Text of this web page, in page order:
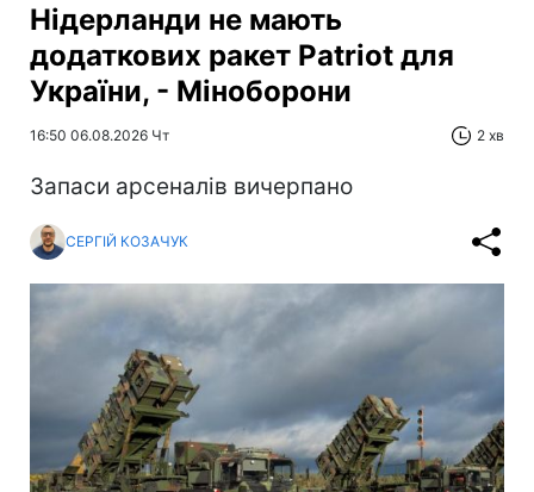
Нідерланди не мають
додаткових ракет Patriot для
України, - Міноборони
16:50 06.08.2026 Чт 2 хв
Запаси арсеналів вичерпано
СЕРГІЙ КОЗАЧУК